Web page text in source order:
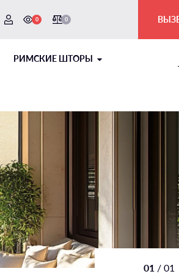
0 0
ДЕНЬ-НОЧЬ
створку
проем
РИМСКИЕ ШТОРЫ
РИМСКИЕ ШТОРЫ В
На балкон и лоджию
В ванной
01 / 01